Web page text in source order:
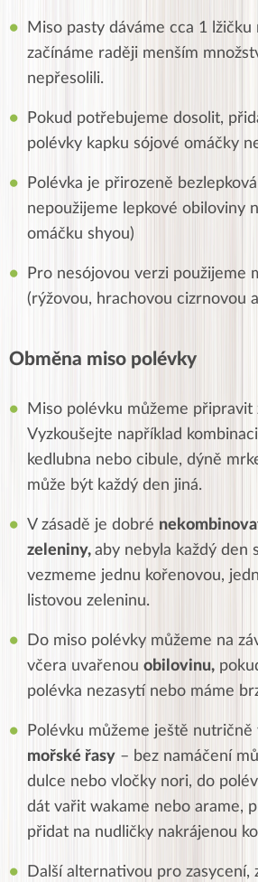
Miso pasty dáváme cca 1 lžičku
začínáme raději menším
nepřesolili.
Pokud potřebujeme dosolit,
polévky kapku sójové omáčky
Polévka je přirozeně
nepoužijeme lepkové obiloviny
omáčku shyou)
Pro nesójovou verzi použijeme
(rýžovou, hrachovou cizrnovou
Obměna miso polévky
Miso polévku můžeme připravit
Vyzkoušejte například
kedlubna nebo cibule, dýně
může být každý den jiná.
V zásadě je dobré
zeleniny, aby nebyla každý den
vezmeme jednu kořenovou,
listovou zeleninu.
Do miso polévky můžeme na
včera uvařenou obilovinu,
polévka nezasytí nebo máme
Polévku můžeme ještě
mořské řasy – bez namáčení
dulce nebo vločky nori, do
dát vařit wakame nebo arame,
přidat na nudličky nakrájenou
Další alternativou pro zasycení,